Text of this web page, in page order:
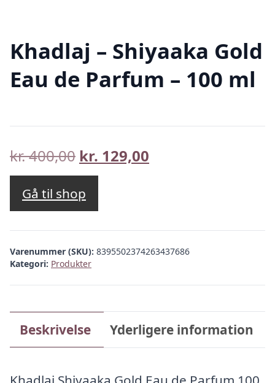
Khadlaj – Shiyaaka Gold
Eau de Parfum – 100 ml
kr.400,00 Den
oprindelige
pris
var:
kr. 400,00.
kr. 129,00
kr. 129,00.
Gå til shop
Varenummer (SKU): 8395502374263437686
Kategori: Produkter
Beskrivelse Yderligere information